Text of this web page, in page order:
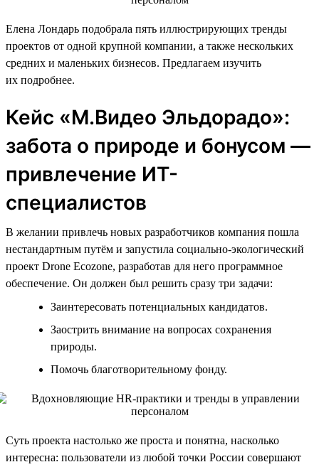
Елена Лондарь подобрала пять иллюстрирующих тренды
проектов от одной крупной компании, а также нескольких
средних и маленьких бизнесов. Предлагаем изучить
их подробнее.
Кейс «М.Видео Эльдорадо»:
забота о природе и бонусом —
привлечение ИТ-
специалистов
В желании привлечь новых разработчиков компания пошла
нестандартным путём и запустила социально-экологический
проект Drone Ecozone, разработав для него программное
обеспечение. Он должен был решить сразу три задачи:
Заинтересовать потенциальных кандидатов.
Заострить внимание на вопросах сохранения
природы.
Помочь благотворительному фонду.
Суть проекта настолько же проста и понятна, насколько
интересна: пользователи из любой точки России совершают